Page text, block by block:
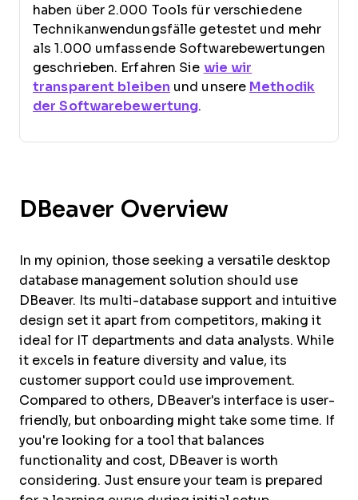
haben über 2.000 Tools für verschiedene
Technikanwendungsfälle getestet und mehr
als 1.000 umfassende Softwarebewertungen
geschrieben. Erfahren Sie wie wir
transparent bleiben und unsere Methodik
der Softwarebewertung.
DBeaver Overview
In my opinion, those seeking a versatile desktop
database management solution should use
DBeaver. Its multi-database support and intuitive
design set it apart from competitors, making it
ideal for IT departments and data analysts. While
it excels in feature diversity and value, its
customer support could use improvement.
Compared to others, DBeaver's interface is user-
friendly, but onboarding might take some time. If
you're looking for a tool that balances
functionality and cost, DBeaver is worth
considering. Just ensure your team is prepared